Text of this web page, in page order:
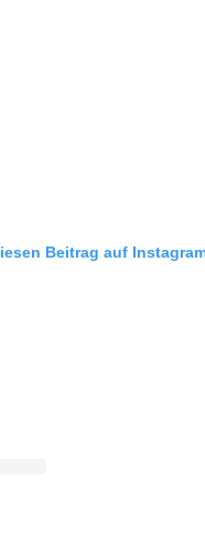
Beitrag auf